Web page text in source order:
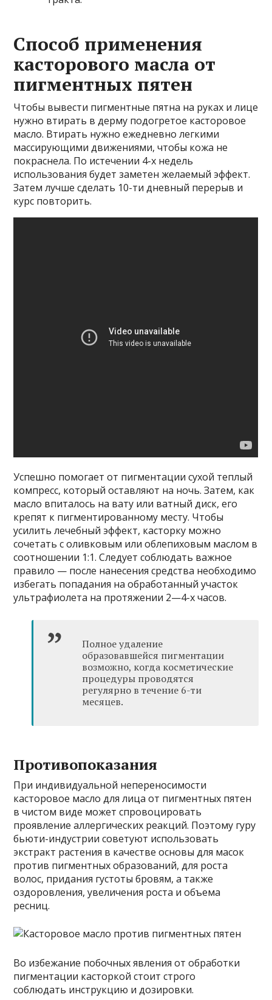
Способ применения
касторового масла от
пигментных пятен
Чтобы вывести пигментные пятна на руках и лице
нужно втирать в дерму подогретое касторовое
масло. Втирать нужно ежедневно легкими
массирующими движениями, чтобы кожа не
покраснела. По истечении 4-х недель
использования будет заметен желаемый эффект.
Затем лучше сделать 10-ти дневный перерыв и
курс повторить.
Успешно помогает от пигментации сухой теплый
компресс, который оставляют на ночь. Затем, как
масло впиталось на вату или ватный диск, его
крепят к пигментированному месту. Чтобы
усилить лечебный эффект, касторку можно
сочетать с оливковым или облепиховым маслом в
соотношении 1:1. Следует соблюдать важное
правило — после нанесения средства необходимо
избегать попадания на обработанный участок
ультрафиолета на протяжении 2—4-х часов.
Полное удаление
образовавшейся пигментации
возможно, когда косметические
процедуры проводятся
регулярно в течение 6-ти
месяцев.
Противопоказания
При индивидуальной непереносимости
касторовое масло для лица от пигментных пятен
в чистом виде может спровоцировать
проявление аллергических реакций. Поэтому гуру
бьюти-индустрии советуют использовать
экстракт растения в качестве основы для масок
против пигментных образований, для роста
волос, придания густоты бровям, а также
оздоровления, увеличения роста и объема
ресниц.
Во избежание побочных явления от обработки
пигментации касторкой стоит строго
соблюдать инструкцию и дозировки.